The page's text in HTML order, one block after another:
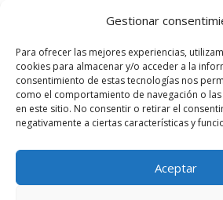
Gestionar
Para ofrecer las mejores experiencias,
cookies para almacenar y/o acceder a la
consentimiento de estas tecnologías nos
como el comportamiento de navegación o
en este sitio. No consentir o retirar el
negativamente a ciertas características y
Aceptar
Electrorenover
Ayuda
Legal
Suscribete